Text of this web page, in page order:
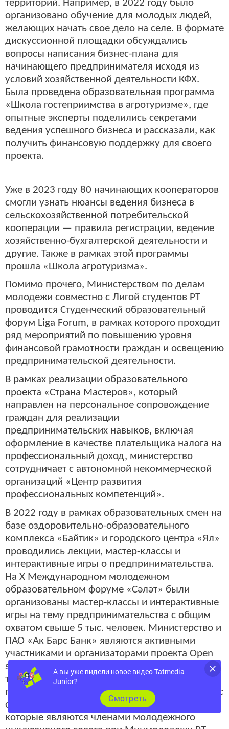
территорий. Например, в 2022 году было
организовано обучение для молодых людей,
желающих начать свое дело на селе. В формате
дискуссионной площадки обсуждались
вопросы написания бизнес-плана для
начинающего предпринимателя исходя из
условий хозяйственной деятельности КФХ.
Была проведена образовательная программа
«Школа гостеприимства в агротуризме», где
опытные эксперты поделились секретами
ведения успешного бизнеса и рассказали, как
получить финансовую поддержку для своего
проекта.
Уже в 2023 году 80 начинающих кооператоров
смогли узнать нюансы ведения бизнеса в
сельскохозяйственной потребительской
кооперации — правила регистрации, ведение
хозяйственно-бухгалтерской деятельности и
другие. Также в рамках этой программы
прошла «Школа агротуризма».
Помимо прочего, Министерством по делам
молодежи совместно с Лигой студентов РТ
проводится Студенческий образовательный
форум Liga Forum, в рамках которого проходит
ряд мероприятий по повышению уровня
финансовой грамотности граждан и освещению
предпринимательской деятельности.
В рамках реализации образовательного
проекта «Страна Мастеров», который
направлен на персональное сопровождение
граждан для реализации
предпринимательских навыков, включая
оформление в качестве плательщика налога на
профессиональный доход, министерство
сотрудничает с автономной некоммерческой
организаций «Центр развития
профессиональных компетенций».
В 2022 году в рамках образовательных смен на
базе оздоровительно-образовательного
комплекса «Байтик» и городского центра «Ял»
проводились лекции, мастер-классы и
интерактивные игры о предпринимательства.
На X Международном молодежном
образовательном форуме «Cәләт» были
организованы мастер-классы и интерактивные
игры на тему предпринимательства с общим
охватом свыше 5 тыс. человек. Министерство и
ПАО «Ак Барс Банк» являются активными
участниками и организаторами проекта Open
space market, который реализуется на базе
торгового центра «Мега». Ведомство
привлекает к участию в маркете работы ребят с
ограниченными возможностями здоровья,
которые являются членами молодежного
А вы уже видели новое видео Tatmedia
Junior?
Cмотреть